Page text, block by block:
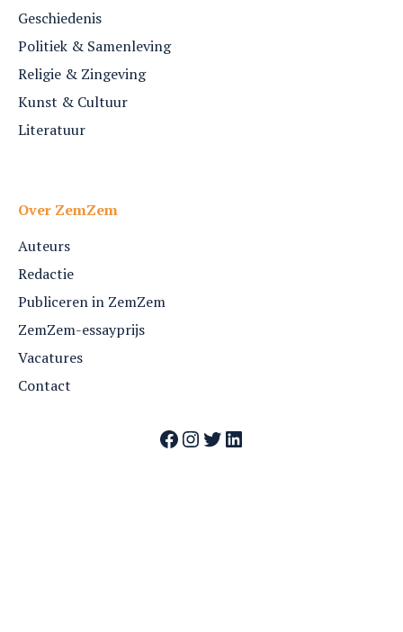
Geschiedenis
Politiek & Samenleving
Religie & Zingeving
Kunst & Cultuur
Literatuur
Over ZemZem
Auteurs
Redactie
Publiceren in ZemZem
ZemZem-essayprijs
Vacatures
Contact
Facebook
Instagram
Twitter
LinkedIn